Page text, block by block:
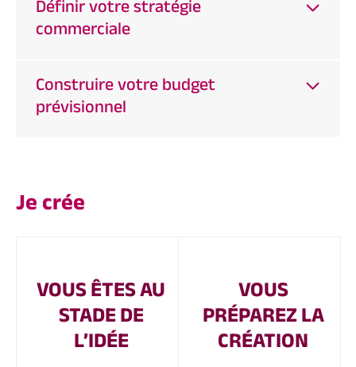
Définir votre stratégie
commerciale
Construire votre budget
prévisionnel
Je crée
VOUS ÊTES AU
STADE DE
L’IDÉE
VOUS
PRÉPAREZ LA
CRÉATION